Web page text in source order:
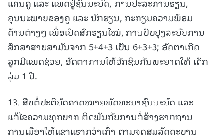
ແຄນຄູ ແລະ ແພດຢູ່ຊົນນະບົດ, ການປະລະການຮຽນ,
ຄຸນນະພາບຂອງຄູ ແລະ ນັກຮຽນ, ກະກຽມຄວາມພ້ອມ
ດ້ານຕ່າງໆ ເພື່ອເປີດສົກຮຽນໃໝ່, ການປັບປຸງລະບົບການ
ສຶກສາສາຍສາມັນຈາກ 5+4+3 ເປັນ 6+3+3; ອັດຕາເກີດ
ລູກມີແພດຊ່ວຍ, ອັດຕາການໃຫ້ວັກຊິນກັນພະຍາດໃຫ້ ເດັກ
ລຸ່ມ 1 ປີ.
13. ສືບຕໍ່ປະຕິບັດຄາດໝາຍພັດທະນາຊົນນະບົດ ແລະ
ແກ້ໄຂຄວາມທຸກຍາກ ຕິດພັນກັບການກໍ່ສ້າງຮາກຖານ
ການເມືອງໃຫ້ແຂງແຮງກວ່າເກົ່າ ຕາມຈຸດສຸມລັດຖະບານ